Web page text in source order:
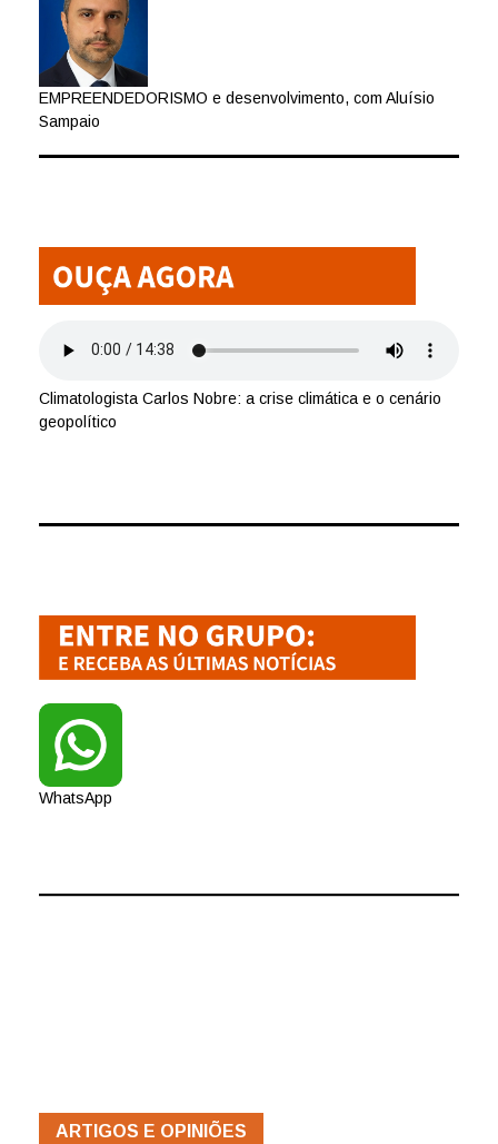
EMPREENDEDORISMO e desenvolvimento, com Aluísio
Sampaio
Climatologista Carlos Nobre: a crise climática e o cenário
geopolítico
WhatsApp
ARTIGOS E OPINIÕES